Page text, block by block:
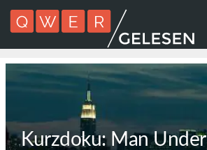
Kurzdoku: Man Under